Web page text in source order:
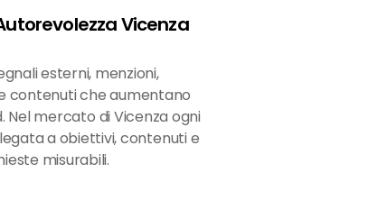
Vicenza
esterni, menzioni,
contenuti che aumentano
Nel mercato di Vicenza ogni
a obiettivi, contenuti e
misurabili.